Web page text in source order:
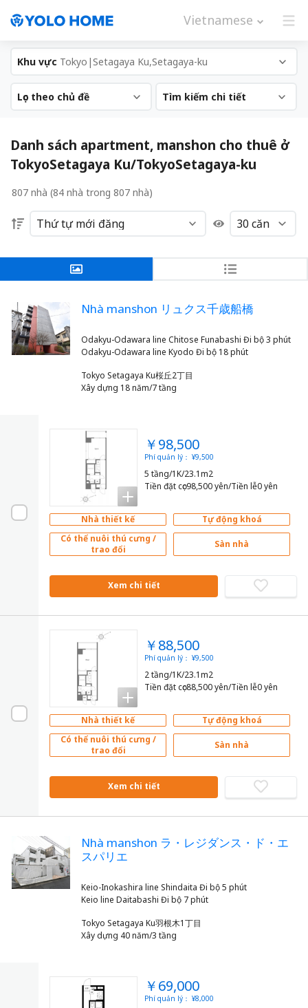
Vietnamese
Khu vực Tokyo|Setagaya Ku,Setagaya-ku
Lọc theo chủ đề Tìm kiếm chi tiết
Danh sách apartment, manshon cho thuê ở
TokyoSetagaya Ku/TokyoSetagaya-ku
807 nhà (84 nhà trong 807 nhà)
Nhà manshon リュクス千歳船橋
Odakyu-Odawara line Chitose Funabashi Đi bộ 3 phút
Tokyo Setagaya Ku桜丘2丁目
Xây dựng 18 năm/7 tầng
￥98,500
Phí quản lý： ¥9,500
5 tầng/1K/23.1m2
Tiền đặt cọc98,500 yên/Tiền lễ0 yên
Nhà thiết kế
Tự động khoá
Có thể nuôi thú cưng /
trao đổi
Sàn nhà
Xem chi tiết
￥88,500
Phí quản lý： ¥9,500
2 tầng/1K/23.1m2
Tiền đặt cọc88,500 yên/Tiền lễ0 yên
Nhà thiết kế
Tự động khoá
Có thể nuôi thú cưng /
trao đổi
Sàn nhà
Xem chi tiết
Nhà manshon ラ・レジダンス・ド・エ
スパリエ
Keio-Inokashira line Shindaita Đi bộ 5 phút
Tokyo Setagaya Ku羽根木1丁目
Xây dựng 40 năm/3 tầng
￥69,000
Phí quản lý： ¥8,000